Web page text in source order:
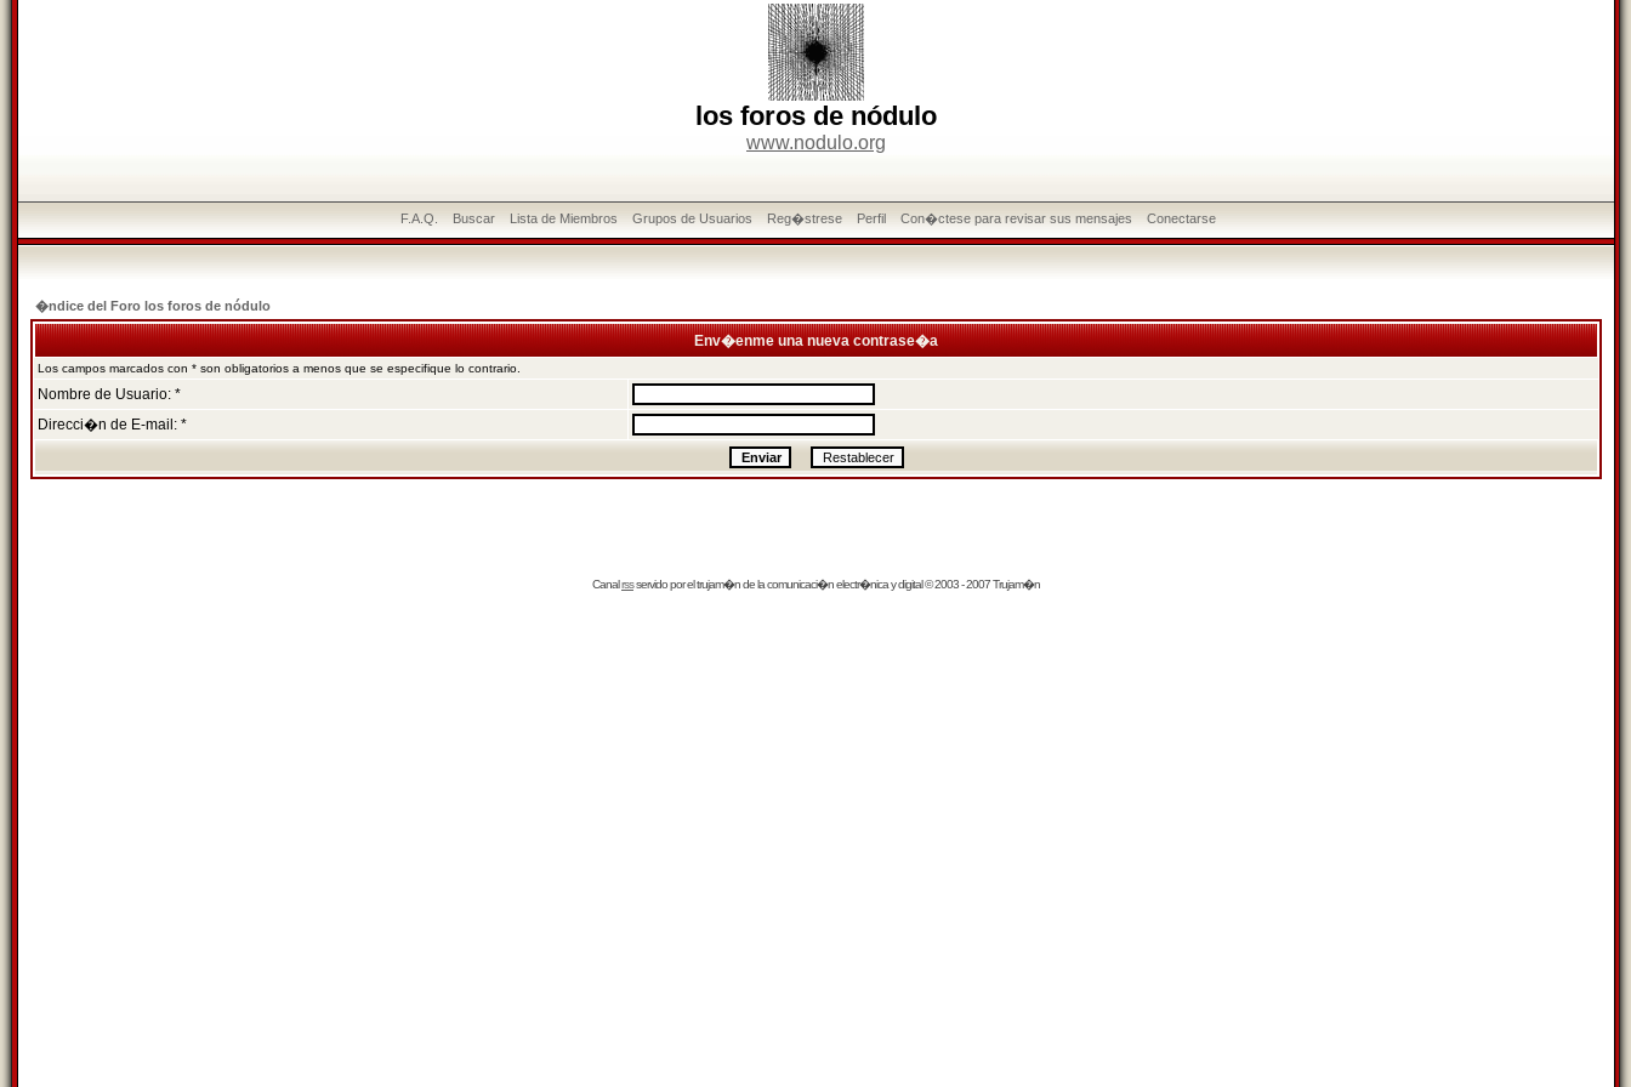
los foros de nódulo
www.nodulo.org
F.A.Q. Buscar Lista de Miembros Grupos de Usuarios Reg�strese Perfil Con�ctese para revisar sus mensajes Conectarse
�ndice del Foro los foros de nódulo
Env�enme una nueva contrase�a
Los campos marcados con * son obligatorios a menos que se especifique lo contrario.
Nombre de Usuario: *
Direcci�n de E-mail: *
Canalrssservido por eltrujam�nde la comunicaci�n electr�nica y digital © 2003 - 2007 Trujam�n